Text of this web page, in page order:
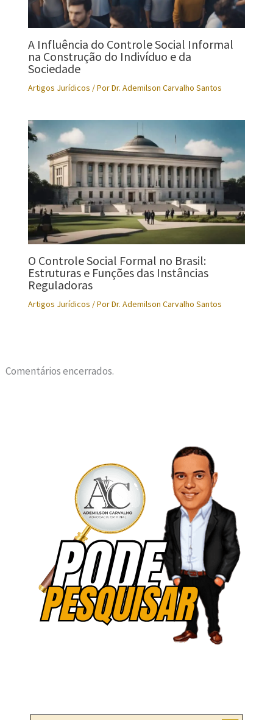
A Influência do Controle Social Informal
na Construção do Indivíduo e da
Sociedade
Artigos Jurídicos / PorDr. Ademilson Carvalho Santos
O Controle Social Formal no Brasil:
Estruturas e Funções das Instâncias
Reguladoras
Artigos Jurídicos / PorDr. Ademilson Carvalho Santos
Comentários encerrados.